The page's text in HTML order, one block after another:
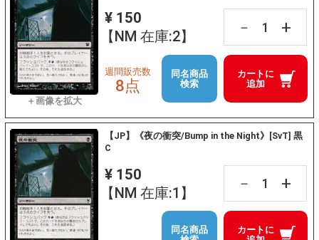
¥ 150
【NM 在庫:2】
－ +
カートに
追加
週間販売数
8点
同名商品
検索
【JP】《夜の衝突/Bump in the Night》[SvT] 黒
C
¥ 150
【NM 在庫:1】
－ +
カートに
同名商品